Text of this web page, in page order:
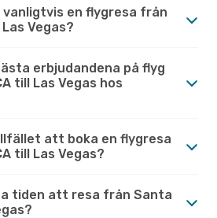
en flygresa från
Vegas?
erbjudandena på flyg
till Las Vegas hos
att boka en flygresa
till Las Vegas?
tiden att resa från Santa